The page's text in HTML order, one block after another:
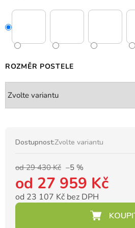
ROZMĚR POSTELE
Dostupnost:Zvolte variantu
od 29 430 Kč –5 %
od 27 959 Kč
od 23 107 Kč bez DPH